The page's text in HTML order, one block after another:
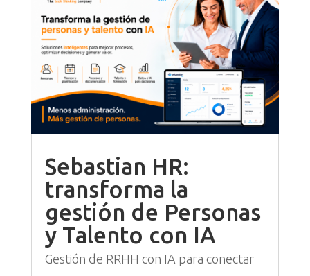
Sebastian HR:
transforma la
gestión de Personas
y Talento con IA
Gestión de RRHH con IA para conectar